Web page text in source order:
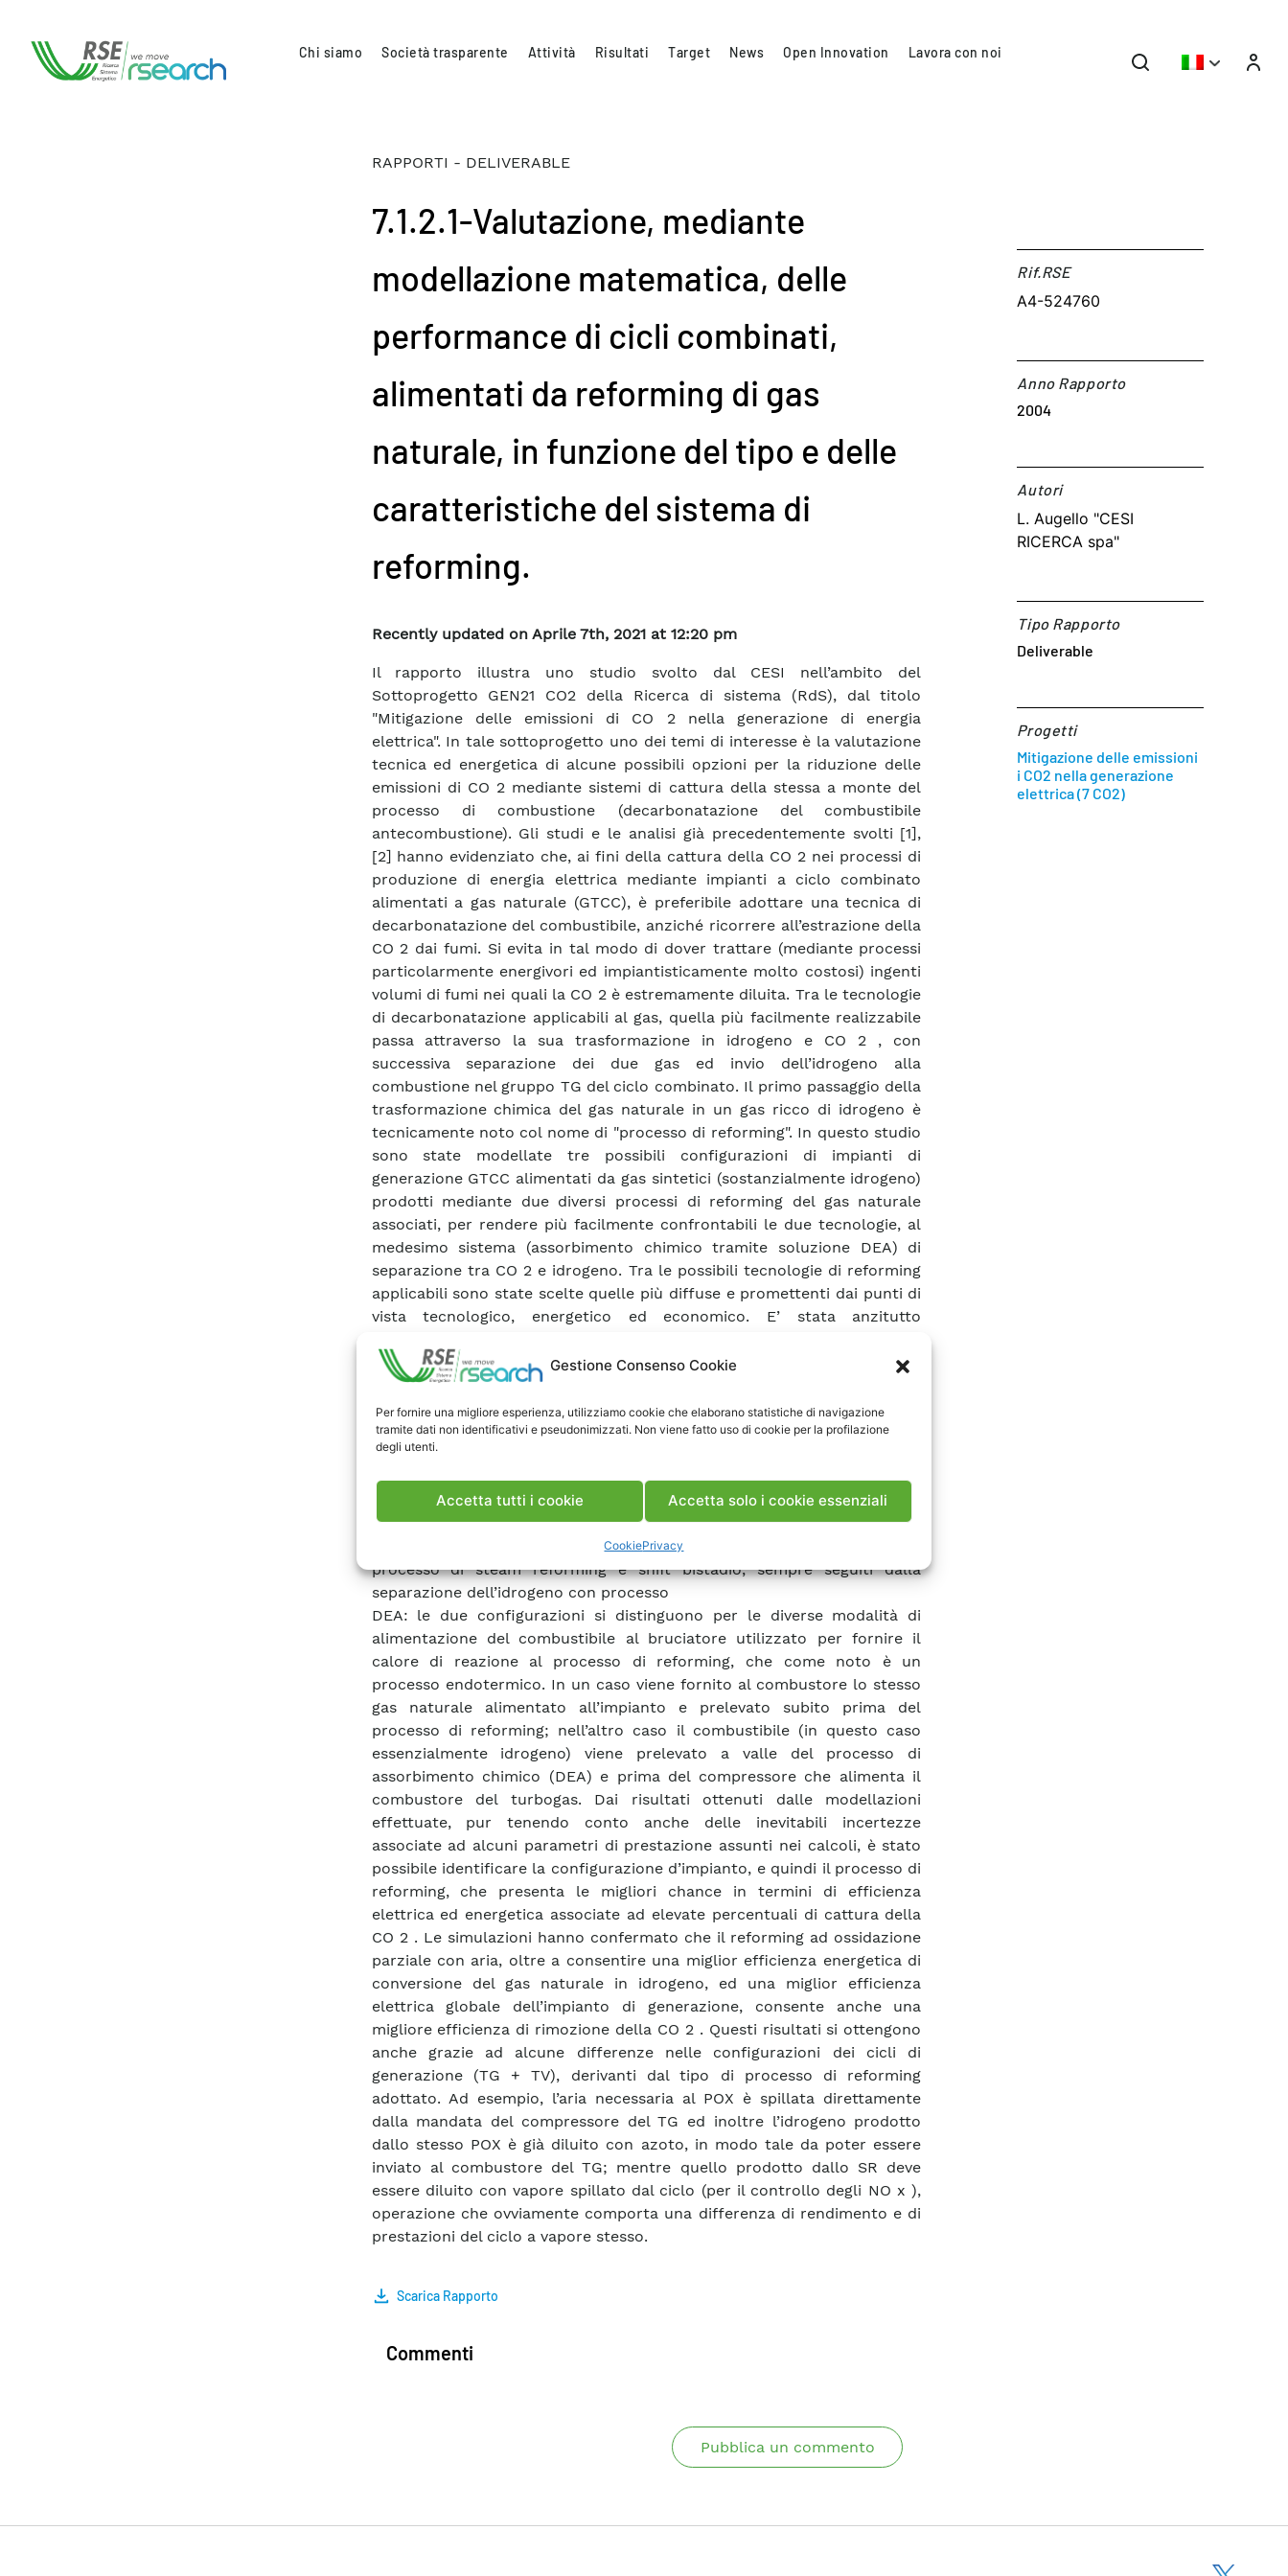
Gestione Consenso Cookie
Per fornire una migliore esperienza, utilizziamo cookie che elaborano statistiche di navigazione
tramite dati non identificativi e pseudonimizzati. Non viene fatto uso di cookie per la profilazione
degli utenti.
Accetta tutti i cookie Accetta solo i cookie essenziali
CookiePrivacy
Chi siamo Società trasparente Attività Risultati Target News Open Innovation Lavora con noi
RAPPORTI - DELIVERABLE
7.1.2.1-Valutazione, mediante
modellazione matematica, delle
performance di cicli combinati,
alimentati da reforming di gas
naturale, in funzione del tipo e delle
caratteristiche del sistema di
reforming.
Recently updated on Aprile 7th, 2021 at 12:20 pm
Il rapporto illustra uno studio svolto dal CESI nell’ambito del
Sottoprogetto GEN21 CO2 della Ricerca di sistema (RdS), dal titolo
"Mitigazione delle emissioni di CO 2 nella generazione di energia
elettrica". In tale sottoprogetto uno dei temi di interesse è la valutazione
tecnica ed energetica di alcune possibili opzioni per la riduzione delle
emissioni di CO 2 mediante sistemi di cattura della stessa a monte del
processo di combustione (decarbonatazione del combustibile
antecombustione). Gli studi e le analisi già precedentemente svolti [1],
[2] hanno evidenziato che, ai fini della cattura della CO 2 nei processi di
produzione di energia elettrica mediante impianti a ciclo combinato
alimentati a gas naturale (GTCC), è preferibile adottare una tecnica di
decarbonatazione del combustibile, anziché ricorrere all’estrazione della
CO 2 dai fumi. Si evita in tal modo di dover trattare (mediante processi
particolarmente energivori ed impiantisticamente molto costosi) ingenti
volumi di fumi nei quali la CO 2 è estremamente diluita. Tra le tecnologie
di decarbonatazione applicabili al gas, quella più facilmente realizzabile
passa attraverso la sua trasformazione in idrogeno e CO 2 , con
successiva separazione dei due gas ed invio dell’idrogeno alla
combustione nel gruppo TG del ciclo combinato. Il primo passaggio della
trasformazione chimica del gas naturale in un gas ricco di idrogeno è
tecnicamente noto col nome di "processo di reforming". In questo studio
sono state modellate tre possibili configurazioni di impianti di
generazione GTCC alimentati da gas sintetici (sostanzialmente idrogeno)
prodotti mediante due diversi processi di reforming del gas naturale
associati, per rendere più facilmente confrontabili le due tecnologie, al
medesimo sistema (assorbimento chimico tramite soluzione DEA) di
separazione tra CO 2 e idrogeno. Tra le possibili tecnologie di reforming
applicabili sono state scelte quelle più diffuse e promettenti dai punti di
vista tecnologico, energetico ed economico. E’ stata anzitutto
reforming ad ossidazione parziale catalitica (POX o POR) con aria,
seguito da due stadi standard di shift del CO e successiva separazione
CO 2 -idrogeno mediante un convenzionale processo DEA. Il reformer
POX era già stato peraltro identificato in uno studio precedente [2]
come soluzione potenzialmente più promettente, almeno dal punto di
vista energetico, rispetto al più tradizionale steam reforming (SR). Le
prestazioni elettriche, energetiche ed ambientali di un impianto basato
sulla prima tecnologia sono state poi confrontate con quelle ottenibili
da due configurazione più convenzionali, basate entrambe su un
processo di steam reforming e shift bistadio, sempre seguiti dalla
separazione dell’idrogeno con processo
DEA: le due configurazioni si distinguono per le diverse modalità di
alimentazione del combustibile al bruciatore utilizzato per fornire il
calore di reazione al processo di reforming, che come noto è un
processo endotermico. In un caso viene fornito al combustore lo stesso
gas naturale alimentato all’impianto e prelevato subito prima del
processo di reforming; nell’altro caso il combustibile (in questo caso
essenzialmente idrogeno) viene prelevato a valle del processo di
assorbimento chimico (DEA) e prima del compressore che alimenta il
combustore del turbogas. Dai risultati ottenuti dalle modellazioni
effettuate, pur tenendo conto anche delle inevitabili incertezze
associate ad alcuni parametri di prestazione assunti nei calcoli, è stato
possibile identificare la configurazione d’impianto, e quindi il processo di
reforming, che presenta le migliori chance in termini di efficienza
elettrica ed energetica associate ad elevate percentuali di cattura della
CO 2 . Le simulazioni hanno confermato che il reforming ad ossidazione
parziale con aria, oltre a consentire una miglior efficienza energetica di
conversione del gas naturale in idrogeno, ed una miglior efficienza
elettrica globale dell’impianto di generazione, consente anche una
migliore efficienza di rimozione della CO 2 . Questi risultati si ottengono
anche grazie ad alcune differenze nelle configurazioni dei cicli di
generazione (TG + TV), derivanti dal tipo di processo di reforming
adottato. Ad esempio, l’aria necessaria al POX è spillata direttamente
dalla mandata del compressore del TG ed inoltre l’idrogeno prodotto
dallo stesso POX è già diluito con azoto, in modo tale da poter essere
inviato al combustore del TG; mentre quello prodotto dallo SR deve
essere diluito con vapore spillato dal ciclo (per il controllo degli NO x ),
operazione che ovviamente comporta una differenza di rendimento e di
prestazioni del ciclo a vapore stesso.
Scarica Rapporto
Rif.RSE​
A4-524760
Anno Rapporto
2004
Autori​
L. Augello "CESI
RICERCA spa"
Tipo Rapporto
Deliverable
Progetti
Mitigazione delle emissioni
i CO2 nella generazione
elettrica (7 CO2)
Commenti
Pubblica un commento